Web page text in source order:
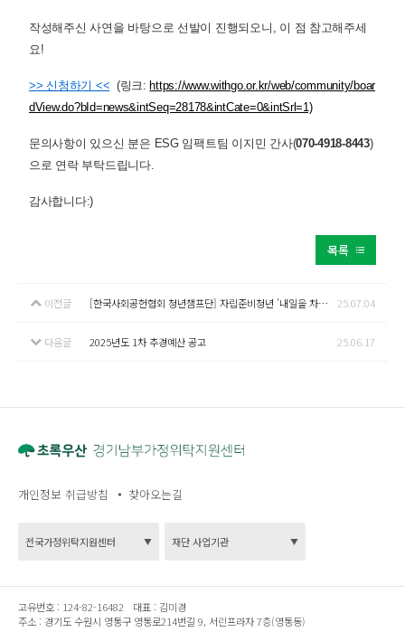
작성해주신 사연을 바탕으로 선발이 진행되오니, 이 점 참고해주세
요!
>> 신청하기 << (링크: https://www.withgo.or.kr/web/community/boar
dView.do?bId=news&intSeq=28178&intCate=0&intSrl=1)
문의사항이 있으신 분은 ESG 임팩트팀 이지민 간사(070-4918-8443)
으로 연락 부탁드립니다.
감사합니다:)
목록
이전글 [한국사회공헌협회 청년챔프단] 자립준비청년 '내일을 차리는 레시피' 25.07.04
다음글 2025년도 1차 추경예산 공고 25.06.17
개인정보 취급방침 찾아오는길
고유번호 : 124-82-16482 대표 : 김미경
주소 : 경기도 수원시 영통구 영통로214번길 9, 서린프라자 7층(영통동)